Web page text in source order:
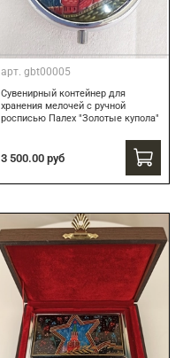
арт. gbt00005
Сувенирный контейнер для
хранения мелочей с ручной
росписью Палех "Золотые купола"
3 500.00 руб